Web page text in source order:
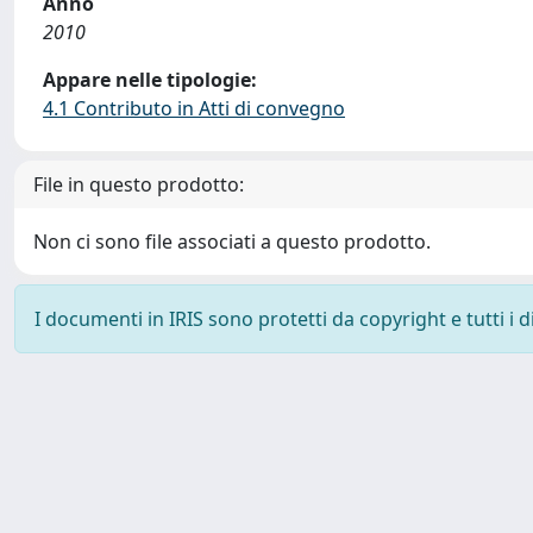
2010
Appare nelle tipologie:
4.1 Contributo in Atti di convegno
File in questo prodotto:
Non ci sono file associati a questo prodotto.
I documenti in IRIS sono protetti da copyright e tutti i